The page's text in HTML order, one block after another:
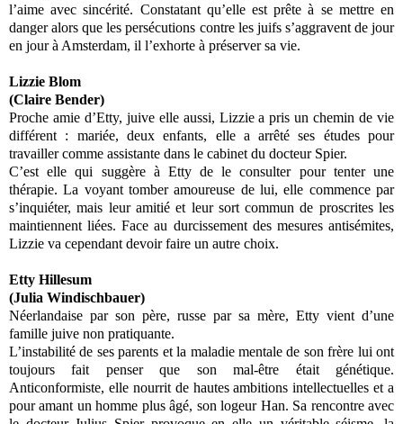
l’aime avec sincérité. Constatant qu’elle est prête à se mettre en
danger alors que les persécutions contre les juifs s’aggravent de jour
en jour à Amsterdam, il l’exhorte à préserver sa vie.
Lizzie Blom
(Claire Bender)
Proche amie d’Etty, juive elle aussi, Lizzie a pris un chemin de vie
différent : mariée, deux enfants, elle a arrêté ses études pour
travailler comme assistante dans le cabinet du docteur Spier.
C’est elle qui suggère à Etty de le consulter pour tenter une
thérapie. La voyant tomber amoureuse de lui, elle commence par
s’inquiéter, mais leur amitié et leur sort commun de proscrites les
maintiennent liées. Face au durcissement des mesures antisémites,
Lizzie va cependant devoir faire un autre choix.
Etty Hillesum
(Julia Windischbauer)
Néerlandaise par son père, russe par sa mère, Etty vient d’une
famille juive non pratiquante.
L’instabilité de ses parents et la maladie mentale de son frère lui ont
toujours fait penser que son mal-être était génétique.
Anticonformiste, elle nourrit de hautes ambitions intellectuelles et a
pour amant un homme plus âgé, son logeur Han. Sa rencontre avec